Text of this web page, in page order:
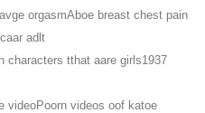
orgasmAboe breast chest pain
adlt
characters tthat aare girls1937
videoPoorn videos oof katoe